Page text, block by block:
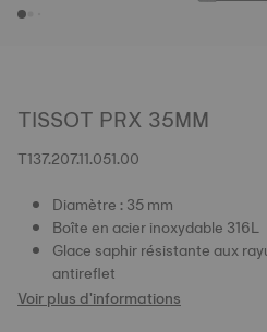
TISSOT PRX 35MM
T137.207.11.051.00
Diamètre : 35 mm
Boîte en acier inoxydable 316L
Glace saphir résistante aux
antireflet
Voir plus d'informations